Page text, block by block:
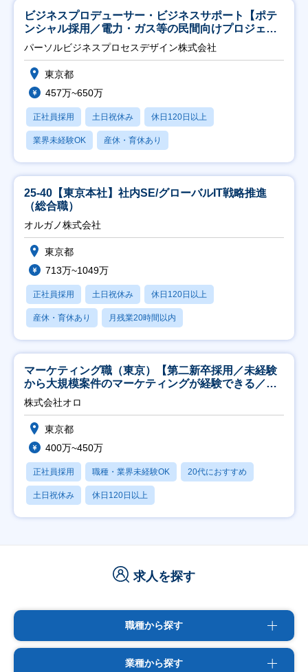
ビジネスプロデューサー・ビジネスサポート【ポテ
ンシャル採用／電力・ガス等の民間向けプロジェク
ト推進】
パーソルビジネスプロセスデザイン株式会社
東京都
457万~650万
正社員採用 土日祝休み 休日120日以上
業界未経験OK 産休・育休あり
25-40【東京本社】社内SE/グローバルIT戦略推進
（総合職）
オルガノ株式会社
東京都
713万~1049万
正社員採用 土日祝休み 休日120日以上
産休・育休あり 月残業20時間以内
マーケティング職（東京）【第二新卒採用／未経験
から大規模案件のマーケティングが経験できる／研
修充実】
株式会社オロ
東京都
400万~450万
正社員採用 職種・業界未経験OK 20代におすすめ
土日祝休み 休日120日以上
求人を探す
職種から探す
業種から探す